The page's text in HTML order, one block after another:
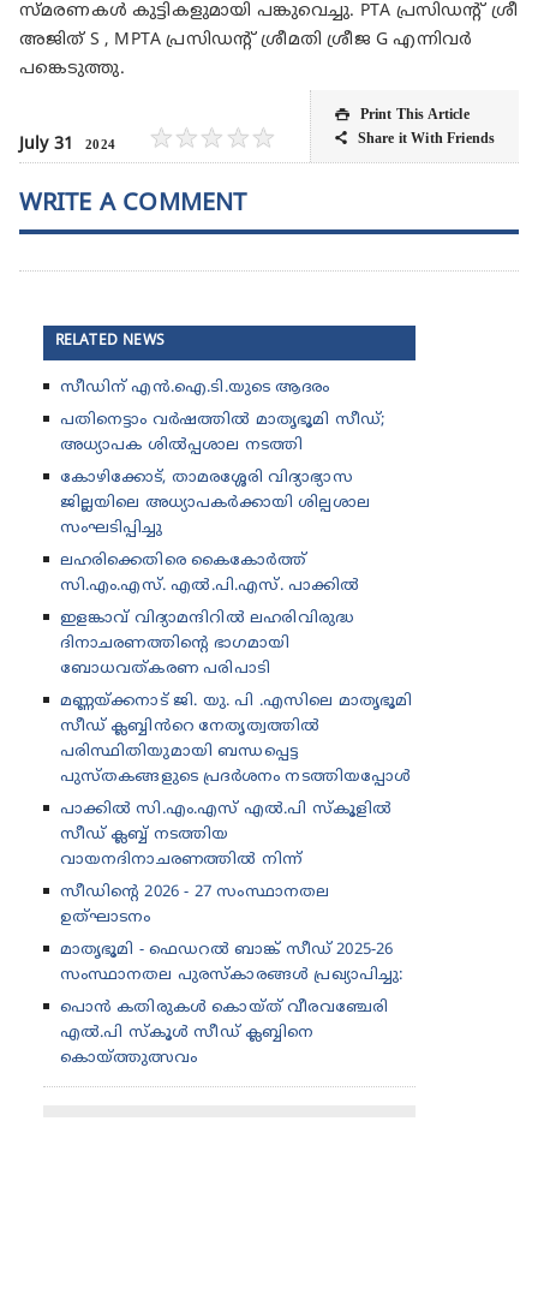
സ്മരണകൾ കുട്ടികളുമായി പങ്കുവെച്ചു. PTA പ്രസിഡന്റ് ശ്രീ
അജിത് S , MPTA പ്രസിഡന്റ് ശ്രീമതി ശ്രീജ G എന്നിവർ
പങ്കെടുത്തു.
July 31 2024
 Print This Article
 Share it With Friends
★★★ ★★
WRITE A COMMENT
RELATED NEWS
സീഡിന് എൻ.ഐ.ടി.യുടെ ആദരം
പതിനെട്ടാം വർഷത്തിൽ മാതൃഭൂമി സീഡ്;
അധ്യാപക ശിൽപ്പശാല നടത്തി
കോഴിക്കോട്, താമരശ്ശേരി വിദ്യാഭ്യാസ
ജില്ലയിലെ അധ്യാപകർക്കായി ശില്പശാല
സംഘടിപ്പിച്ചു
ലഹരിക്കെതിരെ കൈകോർത്ത്
സി.എം.എസ്. എൽ.പി.എസ്. പാക്കിൽ
ഇളങ്കാവ് വിദ്യാമന്ദിറിൽ ലഹരിവിരുദ്ധ
ദിനാചരണത്തിന്റെ ഭാഗമായി
ബോധവത്കരണ പരിപാടി
മണ്ണയ്ക്കനാട് ജി. യു. പി .എസിലെ മാതൃഭൂമി
സീഡ് ക്ലബ്ബിൻറെ നേതൃത്വത്തിൽ
പരിസ്ഥിതിയുമായി ബന്ധപ്പെട്ട
പുസ്തകങ്ങളുടെ പ്രദർശനം നടത്തിയപ്പോൾ
പാക്കിൽ സി.എം.എസ് എൽ.പി സ്കൂളിൽ
സീഡ് ക്ലബ്ബ് നടത്തിയ
വായനദിനാചരണത്തിൽ നിന്ന്
സീഡിന്റെ 2026 - 27 സംസ്ഥാനതല
ഉത്‌ഘാടനം
മാതൃഭൂമി - ഫെഡറൽ ബാങ്ക് സീഡ് 2025-26
സംസ്ഥാനതല പുരസ്കാരങ്ങൾ പ്രഖ്യാപിച്ചു:
പൊൻ കതിരുകൾ കൊയ്ത് വീരവഞ്ചേരി
എൽ.പി സ്കൂൾ സീഡ് ക്ലബ്ബിനെ
കൊയ്ത്തുത്സവം